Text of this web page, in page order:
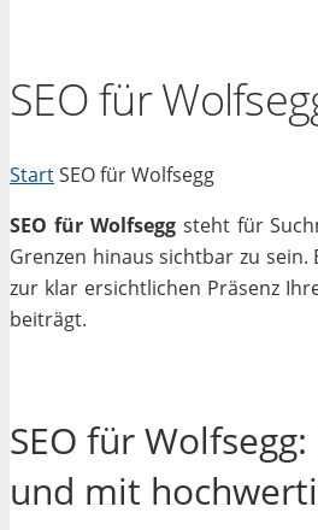
SEO für
StartSEO für Wolfsegg
SEO für Wolfseggsteht für
Grenzen hinaus sichtbar zu
zur klar ersichtlichen Präsenz
beiträgt.
SEO für
und mit